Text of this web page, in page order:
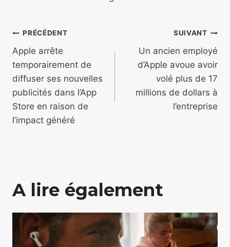
Navigation
de
l’article
PRÉCÉDENT
Apple arrête
temporairement de
diffuser ses nouvelles
publicités dans l’App
Store en raison de
l’impact généré
SUIVANT
Un ancien employé
d’Apple avoue avoir
volé plus de 17
millions de dollars à
l’entreprise
A lire également